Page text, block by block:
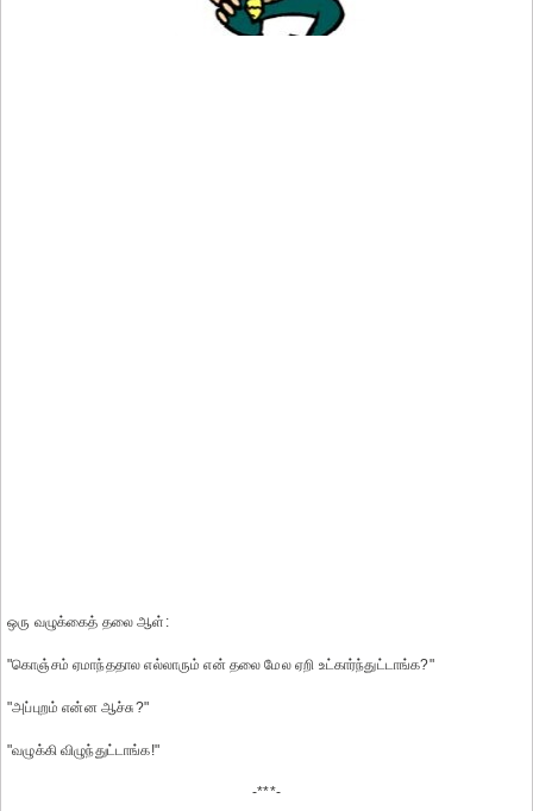
ஒரு வழுக்கைத் தலை ஆள்:
"கொஞ்சம் ஏமாந்ததால எல்லாரும் என் தலை மேல ஏறி உட்கார்ந்துட்டாங்க?"
"அப்புறம் என்ன ஆச்சு?"
"வழுக்கி விழுந்துட்டாங்க!"
-***-